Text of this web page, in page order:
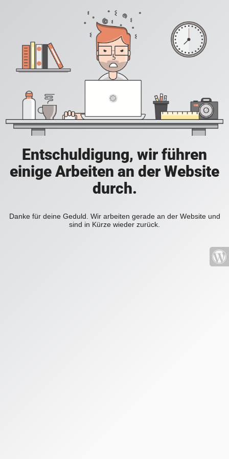
Entschuldigung, wir führen
einige Arbeiten an der Website
durch.
Danke für deine Geduld. Wir arbeiten gerade an der Website und
sind in Kürze wieder zurück.